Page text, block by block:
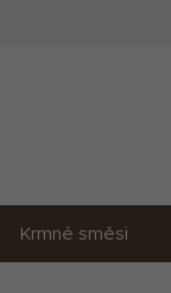
Krmné směsi